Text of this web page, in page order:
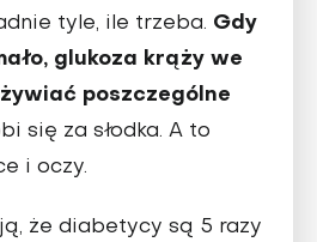
tyle, ile trzeba. Gdy
glukoza krąży we
poszczególne
się za słodka. A to
i oczy.
że diabetycy są 5 razy